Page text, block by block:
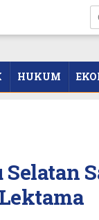
HUKUM
Selatan